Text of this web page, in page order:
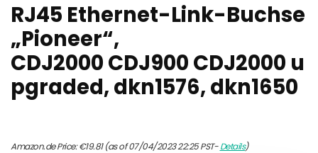
RJ45 Ethernet-Link-Buchse
„Pioneer“,
CDJ2000 CDJ900 CDJ2000 u
pgraded, dkn1576, dkn1650
Amazon.de Price:€19.81(as of 07/04/2023 22:25 PST-Details)